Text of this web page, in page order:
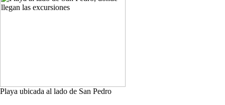
Playa ubicada al lado de San Pedro